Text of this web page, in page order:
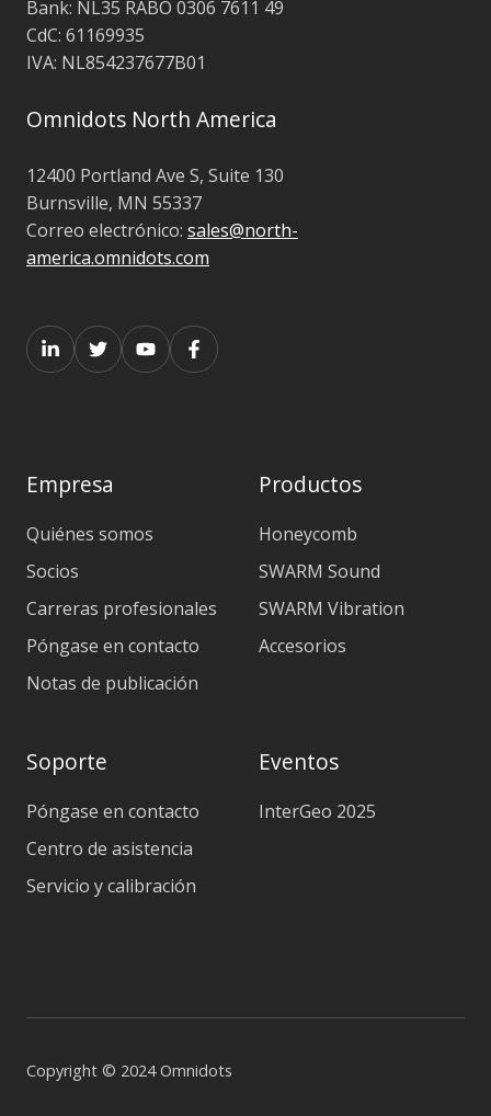
Bank: NL35 RABO 0306 7611 49
CdC: 61169935
IVA: NL854237677B01
Omnidots North America
12400 Portland Ave S, Suite 130
Burnsville, MN 55337
Correo electrónico: sales@north-
america.omnidots.com
Empresa
Quiénes somos
Socios
Carreras profesionales
Póngase en contacto
Notas de publicación
Productos
Honeycomb
SWARM Sound
SWARM Vibration
Accesorios
Soporte
Póngase en contacto
Centro de asistencia
Servicio y calibración
Eventos
InterGeo 2025
Copyright © 2024 Omnidots